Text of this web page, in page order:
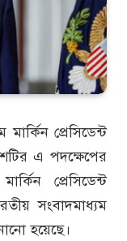
প্রেসিডেন্ট
এ পদক্ষেপের
প্রেসিডেন্ট
সংবাদমাধ্যম
হয়েছে।